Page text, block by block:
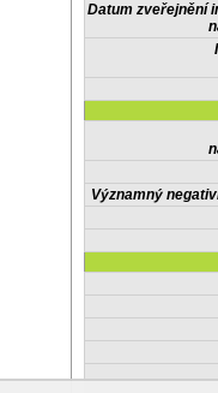
Datum zveřejnění
Významný